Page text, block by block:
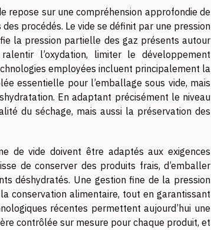
repose sur une compréhension approfondie de
procédés. Le vide se définit par une pression
la pression partielle des gaz présents autour
l’oxydation, limiter le développement
employées incluent principalement la
essentielle pour l’emballage sous vide, mais
En adaptant précisément le niveau
du séchage, mais aussi la préservation des
de vide doivent être adaptés aux exigences
de conserver des produits frais, d’emballer
déshydratés. Une gestion fine de la pression
conservation alimentaire, tout en garantissant
récentes permettent aujourd’hui une
contrôlée sur mesure pour chaque produit, et